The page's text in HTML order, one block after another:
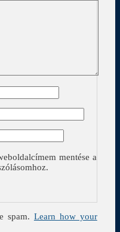
mentése a
spam. Learn how your